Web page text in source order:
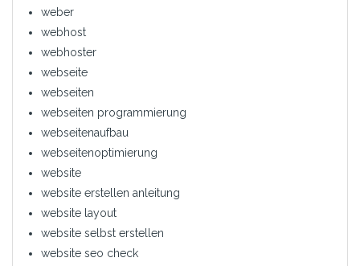
weber
webhost
webhoster
webseite
webseiten
webseiten programmierung
webseitenaufbau
webseitenoptimierung
website
website erstellen anleitung
website layout
website selbst erstellen
website seo check